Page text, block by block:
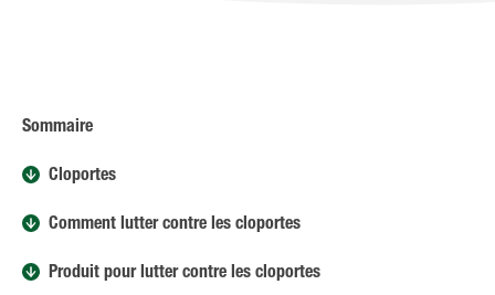
Sommaire
Cloportes
Comment lutter contre les cloportes
Produit pour lutter contre les cloportes